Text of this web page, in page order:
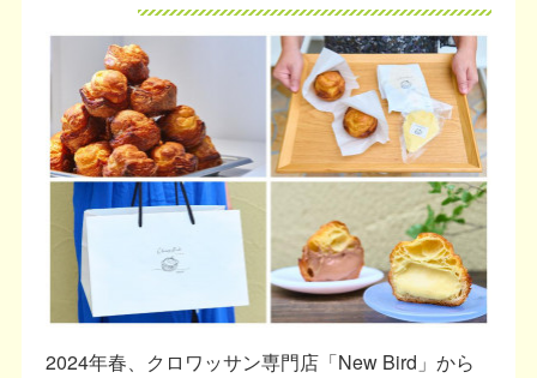
2024年春、クロワッサン専門店「New Bird」から